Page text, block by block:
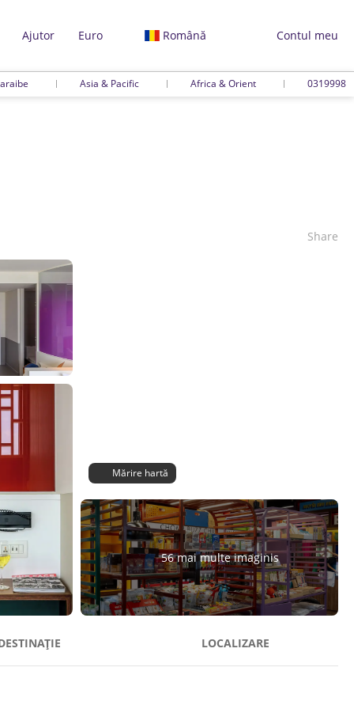
Ajutor Euro Română Contul meu
Asia & Pacific Africa & Orient 0319998
Share
Mărire hartă
56 mai multe imaginis
LOCALIZARE